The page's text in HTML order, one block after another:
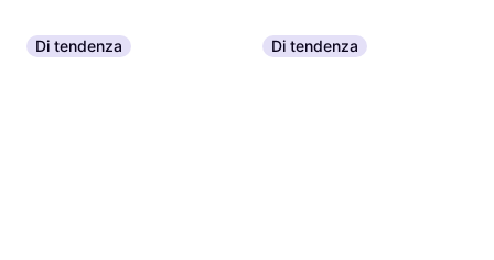
Di tendenza Di tendenza